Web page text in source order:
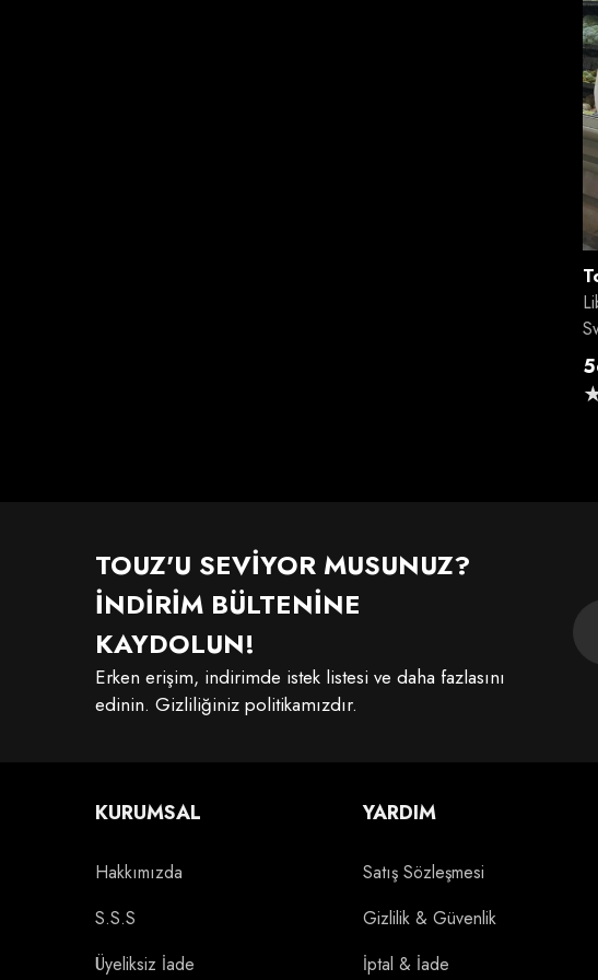
TOUZ'U SEVİYOR MUSUNUZ?
İNDİRİM BÜLTENİNE
KAYDOLUN!
Erken erişim, indirimde istek listesi ve daha fazlasını
edinin. Gizliliğiniz politikamızdır.
KURUMSAL
Hakkımızda
S.S.S
Üyeliksiz İade
YARDIM
Satış Sözleşmesi
Gizlilik & Güvenlik
İptal & İade